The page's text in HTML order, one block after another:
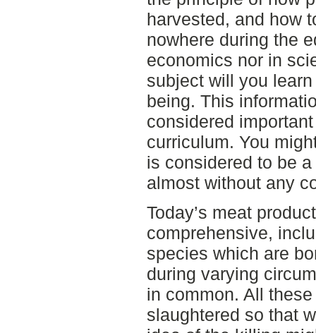
harvested, and how
nowhere during the
economics nor in
subject will you
being. This
considered
curriculum. You
is considered to be
almost without any
Today’s meat
comprehensive,
species which are
during varying
in common. All
slaughtered so that